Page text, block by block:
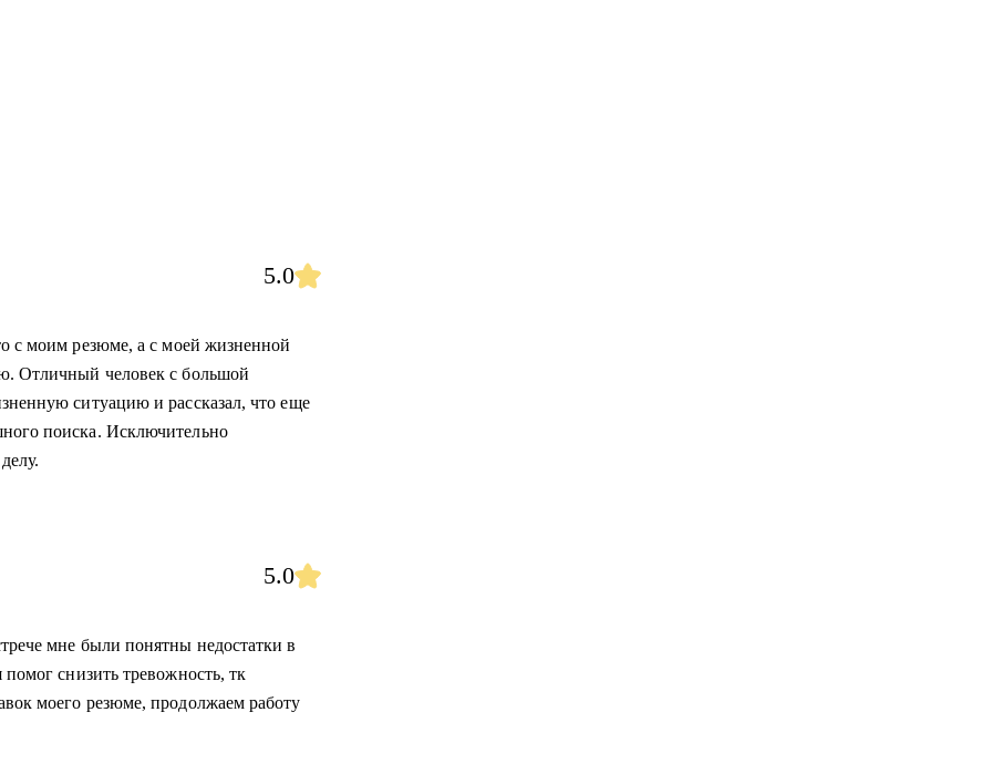
5.0
с моим резюме, а с моей жизненной
Отличный человек с большой
ситуацию и рассказал, что еще
поиска. Исключительно
5.0
мне были понятны недостатки в
снизить тревожность, тк
моего резюме, продолжаем работу